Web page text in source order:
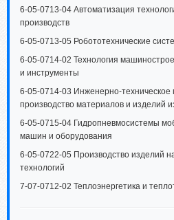
6-05-0713-04 Автоматизация
производств
6-05-0713-05 Робототехнические
6-05-0714-02 Технология
и инструменты
6-05-0714-03 Инженерно-техническое
производство материалов и изделий
6-05-0715-04 Гидропневмосистемы
машин и оборудования
6-05-0722-05 Производство изделий
технологий
7-07-0712-02 Теплоэнергетика и